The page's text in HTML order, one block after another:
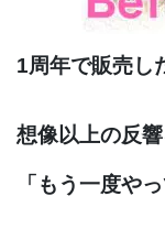
1周年で販売し
想像以上の反響
「もう一度や